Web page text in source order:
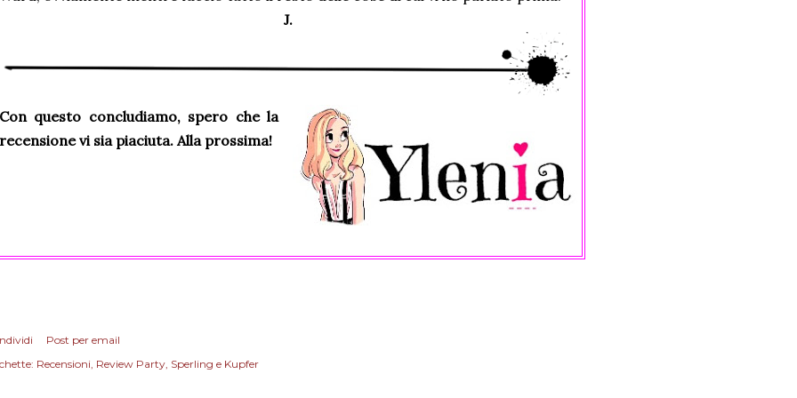
J.
Con questo concludiamo, spero che la
recensione vi sia piaciuta. Alla prossima!
Post per email
Recensioni Review Party Sperling e Kupfer